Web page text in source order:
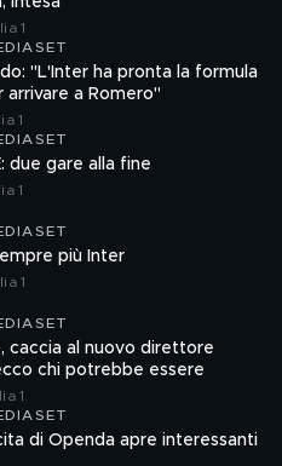
1
"L'Inter ha pronta la formula
arrivare a Romero"
1
due gare alla fine
1
più Inter
1
caccia al nuovo direttore
chi potrebbe essere
1
di Openda apre interessanti